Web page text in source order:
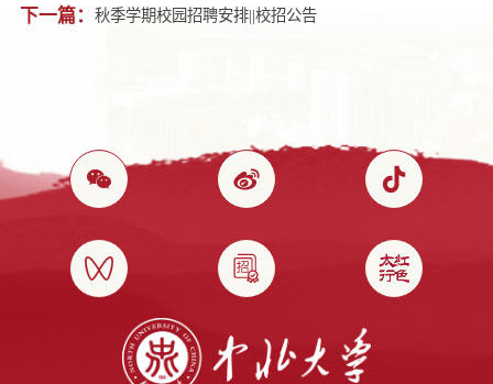
下一篇： 秋季学期校园招聘安排||校招公告